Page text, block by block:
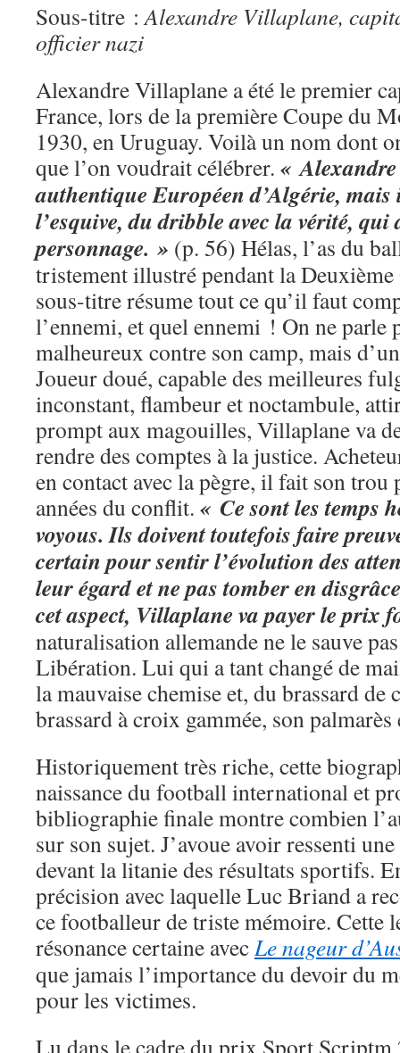
Sous-titre :Alexandre Villaplane,
officier nazi
Alexandre Villaplane a été le premier
France, lors de la première Coupe du
1930, en Uruguay. Voilà un nom dont
que l’on voudrait célébrer. «
authentique Européen d’Algérie,
l’esquive, du dribble avec la vérité,
personnage. » (p. 56) Hélas, l’as du
tristement illustré pendant la
sous-titre résume tout ce qu’il faut
l’ennemi, et quel ennemi ! On ne parle
malheureux contre son camp, mais
Joueur doué, capable des meilleures
inconstant, flambeur et noctambule,
prompt aux magouilles, Villaplane va
rendre des comptes à la justice.
en contact avec la pègre, il fait son trou
années du conflit. « Ce sont les temps
voyous. Ils doivent toutefois faire
certain pour sentir l’évolution des
leur égard et ne pas tomber en
cet aspect, Villaplane va payer le prix
naturalisation allemande ne le sauve
Libération. Lui qui a tant changé de
la mauvaise chemise et, du brassard de
brassard à croix gammée, son
Historiquement très riche, cette
naissance du football international et
bibliographie finale montre combien
sur son sujet. J’avoue avoir ressenti
devant la litanie des résultats sportifs.
précision avec laquelle Luc Briand a
ce footballeur de triste mémoire. Cette
résonance certaine avecLe nageur
que jamais l’importance du devoir du
pour les victimes.
Lu dans le cadre du prix Sport Scriptm